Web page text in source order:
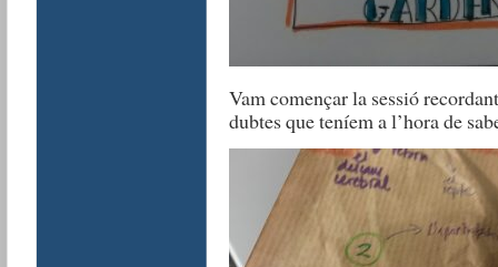
Vam començar la sessió
dubtes que teníem a l’hora de